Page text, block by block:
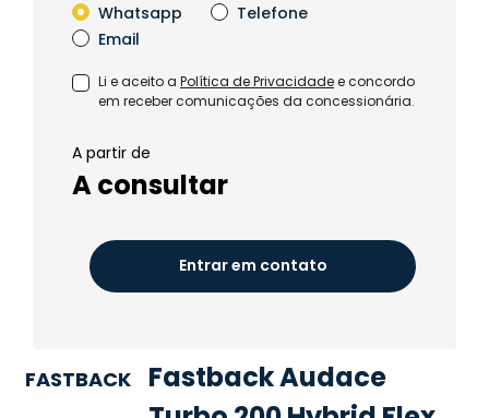
FASTBACK
Fastback Audace
Whatsapp
Telefone
Email
Li e aceito a Política de Privacidadee concordo
em receber comunicações da concessionária.
A partir de
A consultar
Entrar em contato